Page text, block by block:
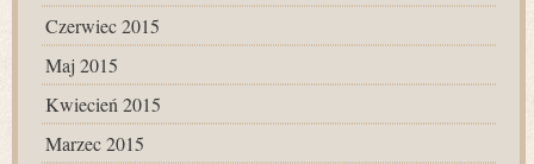
Czerwiec 2015
Maj 2015
Kwiecień 2015
Marzec 2015